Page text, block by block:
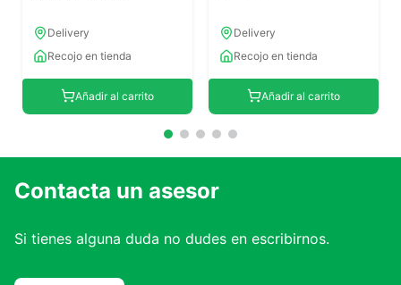
Delivery
Recojo en tienda
Añadir al carrito
Delivery
Recojo en tienda
Añadir al carrito
Contacta un asesor
Si tienes alguna duda no dudes en escribirnos.